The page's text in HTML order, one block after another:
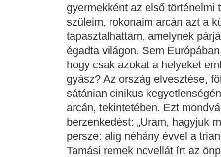
gyermekként az első történelmi
szüleim, rokonaim arcán azt a
tapasztalhattam, amelynek
égadta világon. Sem
hogy csak azokat a helyeket
gyász? Az ország elvesztése,
sátánian cinikus
arcán, tekintetében. Ezt
berzenkedést: „Uram, hagyjuk
persze: alig néhány évvel a
Tamási remek novellát írt az